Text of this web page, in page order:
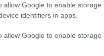
allow Google to enable
identifiers in apps.
allow Google to enable